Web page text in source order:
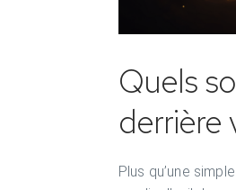
Quels
derrière
Plus qu’une